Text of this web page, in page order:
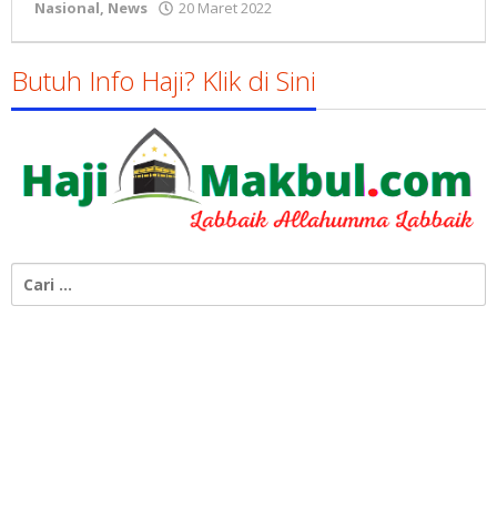
Nasional, News 20 Maret 2022
Susanto
Butuh Info Haji? Klik di Sini
untuk: